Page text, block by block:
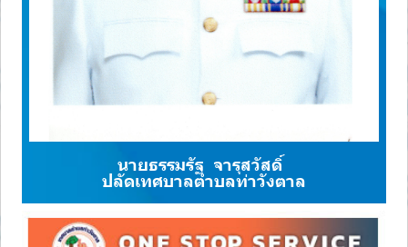
นายธรรมรัฐ จารุสวัสดิ์
ปลัดเทศบาลตำบลท่าวังตาล